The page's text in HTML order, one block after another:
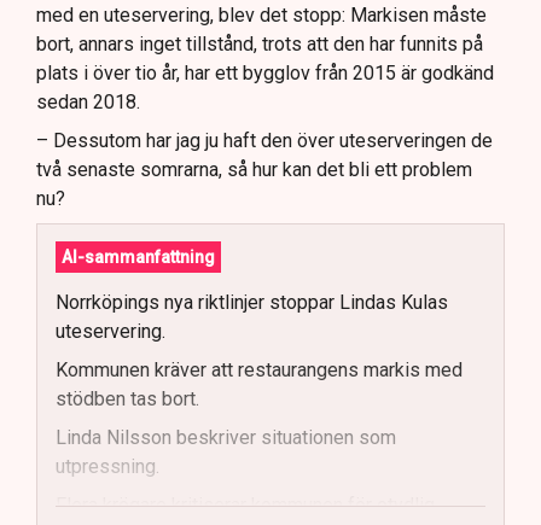
med en uteservering, blev det stopp: Markisen måste
bort, annars inget tillstånd, trots att den har funnits på
plats i över tio år, har ett bygglov från 2015 är godkänd
sedan 2018.
– Dessutom har jag ju haft den över uteserveringen de
två senaste somrarna, så hur kan det bli ett problem
nu?
AI-sammanfattning
Norrköpings nya riktlinjer stoppar Lindas Kulas
uteservering.
Kommunen kräver att restaurangens markis med
stödben tas bort.
Linda Nilsson beskriver situationen som
utpressning.
Flera krögare kritiserar kommunen för otydlig